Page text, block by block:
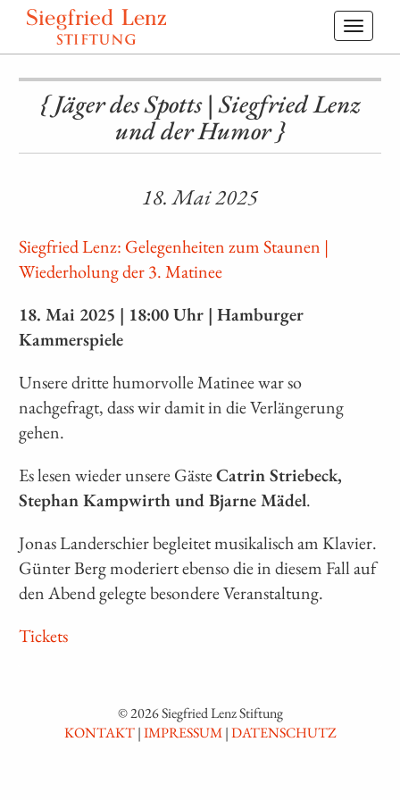
{ Jäger des Spotts | Siegfried Lenz
und der Humor }
18. Mai 2025
Siegfried Lenz: Gelegenheiten zum Staunen |
Wiederholung der 3. Matinee
18. Mai 2025 | 18:00 Uhr | Hamburger
Kammerspiele
Unsere dritte humorvolle Matinee war so
nachgefragt, dass wir damit in die Verlängerung
gehen.
Es lesen wieder unsere GästeCatrin Striebeck,
Stephan Kampwirth und Bjarne Mädel.
Jonas Landerschier begleitet musikalisch am Klavier.
Günter Berg moderiert ebenso die in diesem Fall auf
den Abend gelegte besondere Veranstaltung.
Tickets
© 2026 Siegfried Lenz Stiftung
KONTAKT|IMPRESSUM|DATENSCHUTZ